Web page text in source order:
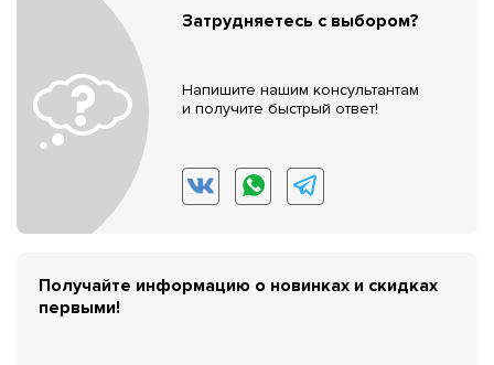
Затрудняетесь с выбором?
Напишите нашим консультантам
и получите быстрый ответ!
Получайте информацию о новинках и скидках
первыми!